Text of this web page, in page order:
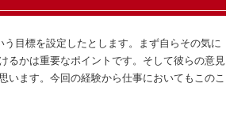
う目標を設定したとします。まず自らその気に
るかは重要なポイントです。そして彼らの意見
います。今回の経験から仕事においてもこのこ